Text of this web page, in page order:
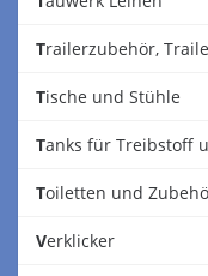
Trailerzubehör,
Tische und Stühle
Tanks für Treibstoff
Toiletten und
Verklicker